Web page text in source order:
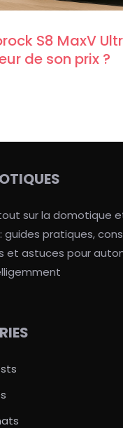
S8 MaxV
de son prix ?
sur la domotique
pratiques,
et astuces pour